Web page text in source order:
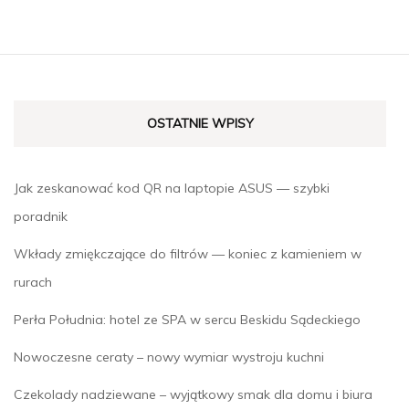
OSTATNIE WPISY
Jak zeskanować kod QR na laptopie ASUS — szybki
poradnik
Wkłady zmiękczające do filtrów — koniec z kamieniem w
rurach
Perła Południa: hotel ze SPA w sercu Beskidu Sądeckiego
Nowoczesne ceraty – nowy wymiar wystroju kuchni
Czekolady nadziewane – wyjątkowy smak dla domu i biura